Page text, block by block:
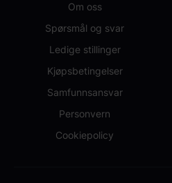
Om oss
Spørsmål og svar
Ledige stillinger
Kjøpsbetingelser
Samfunnsansvar
Personvern
Cookiepolicy